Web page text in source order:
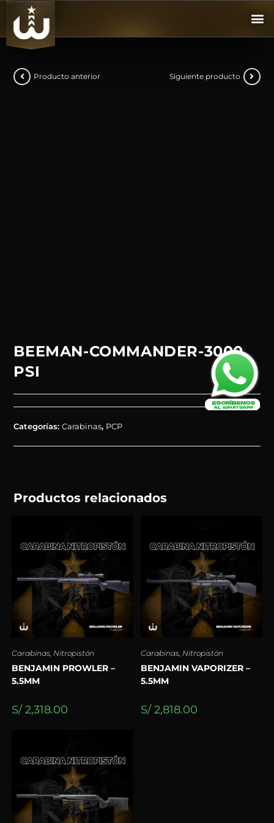
Producto anterior Siguiente producto
BEEMAN-COMMANDER-3000
PSI
Categorías:Carabinas, PCP
Productos relacionados
Carabinas, Nitropistón
BENJAMIN PROWLER –
5.5MM
S/2,318.00
Carabinas Nitropistón
BENJAMIN VAPORIZER –
5.5MM
S/ 2,818.00